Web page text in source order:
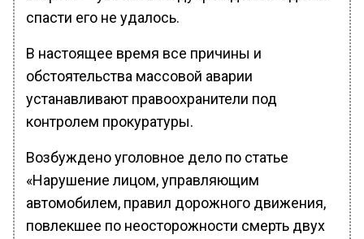
спасти его не удалось.
В настоящее время все причины и
обстоятельства массовой аварии
устанавливают правоохранители под
контролем прокуратуры.
Возбуждено уголовное дело по статье
«Нарушение лицом, управляющим
автомобилем, правил дорожного движения,
повлекшее по неосторожности смерть двух